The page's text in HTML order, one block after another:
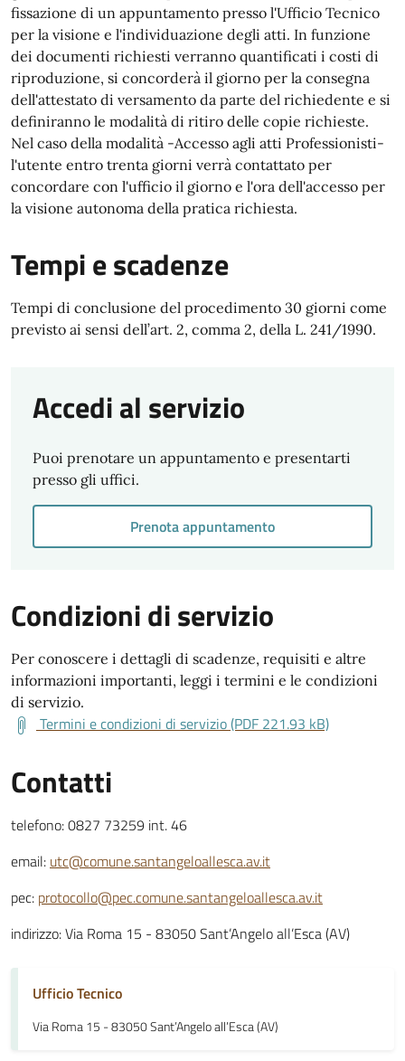
fissazione di un appuntamento presso l'Ufficio Tecnico
per la visione e l'individuazione degli atti. In funzione
dei documenti richiesti verranno quantificati i costi di
riproduzione, si concorderà il giorno per la consegna
dell'attestato di versamento da parte del richiedente e si
definiranno le modalità di ritiro delle copie richieste.
Nel caso della modalità -Accesso agli atti Professionisti-
l'utente entro trenta giorni verrà contattato per
concordare con l'ufficio il giorno e l'ora dell'accesso per
la visione autonoma della pratica richiesta.
Tempi e scadenze
Tempi di conclusione del procedimento 30 giorni come
previsto ai sensi dell’art. 2, comma 2, della L. 241/1990.
Accedi al servizio
Puoi prenotare un appuntamento e presentarti
presso gli uffici.
Prenota appuntamento
Condizioni di servizio
Per conoscere i dettagli di scadenze, requisiti e altre
informazioni importanti, leggi i termini e le condizioni
di servizio.
Termini e condizioni di servizio (PDF 221.93 kB)
Contatti
telefono: 0827 73259 int. 46
email: utc@comune.santangeloallesca.av.it
pec: protocollo@pec.comune.santangeloallesca.av.it
indirizzo: Via Roma 15 - 83050 Sant’Angelo all’Esca (AV)
Ufficio Tecnico
Via Roma 15 - 83050 Sant’Angelo all’Esca (AV)